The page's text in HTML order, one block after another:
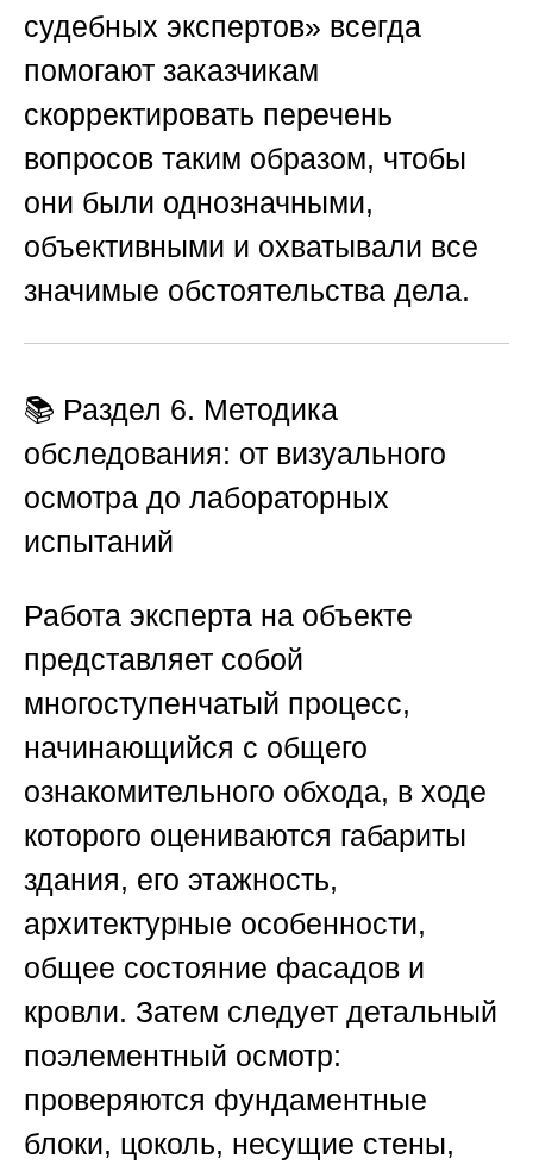
судебных экспертов» всегда
помогают заказчикам
скорректировать перечень
вопросов таким образом, чтобы
они были однозначными,
объективными и охватывали все
значимые обстоятельства дела.
📚 Раздел 6. Методика
обследования: от визуального
осмотра до лабораторных
испытаний
Работа эксперта на объекте
представляет собой
многоступенчатый процесс,
начинающийся с общего
ознакомительного обхода, в ходе
которого оцениваются габариты
здания, его этажность,
архитектурные особенности,
общее состояние фасадов и
кровли. Затем следует детальный
поэлементный осмотр:
проверяются фундаментные
блоки, цоколь, несущие стены,